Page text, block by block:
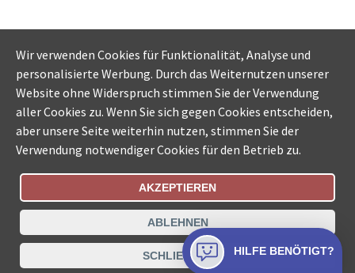
Bestellungsstatus Ämtersuche der Schweiz
Datenschutz Impressum Nutzungsbestimmungen
Kontakt
Wir verwenden Cookies für Funktionalität, Analyse und
personalisierte Werbung. Durch das Weiternutzen unserer
Website ohne Widerspruch stimmen Sie der Verwendung
aller Cookies zu. Wenn Sie sich gegen Cookies entscheiden,
aber unsere Seite weiterhin nutzen, stimmen Sie der
Verwendung notwendiger Cookies für den Betrieb zu.
AKZEPTIEREN
ABLEHNEN
SCHLIESSEN HILFE BENÖTIGT?